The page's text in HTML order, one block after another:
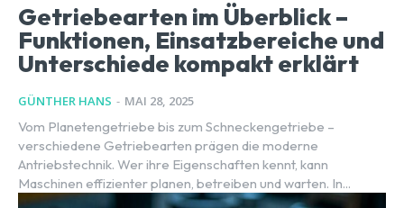
Getriebearten im Überblick –
Funktionen, Einsatzbereiche und
Unterschiede kompakt erklärt
GÜNTHER HANS - MAI 28, 2025
Vom Planetengetriebe bis zum Schneckengetriebe –
verschiedene Getriebearten prägen die moderne
Antriebstechnik. Wer ihre Eigenschaften kennt, kann
Maschinen effizienter planen, betreiben und warten. In...